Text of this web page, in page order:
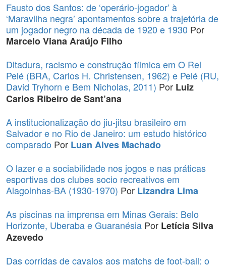
Fausto dos Santos: de ‘operário-jogador’ à
‘Maravilha negra’ apontamentos sobre a trajetória de
um jogador negro na década de 1920 e 1930 Por
Marcelo Viana Araújo Filho
Ditadura, racismo e construção fílmica em O Rei
Pelé (BRA, Carlos H. Christensen, 1962) e Pelé (RU,
David Tryhorn e Bem Nicholas, 2011) Por Luiz
Carlos Ribeiro de Sant’ana
A institucionalização do jiu-jitsu brasileiro em
Salvador e no Rio de Janeiro: um estudo histórico
comparado Por Luan Alves Machado
O lazer e a sociabilidade nos jogos e nas práticas
esportivas dos clubes socio recreativos em
Alagoinhas-BA (1930-1970) Por Lizandra Lima
As piscinas na imprensa em Minas Gerais: Belo
Horizonte, Uberaba e Guaranésia Por Letícia Silva
Azevedo
Das corridas de cavalos aos matchs de foot-ball: o